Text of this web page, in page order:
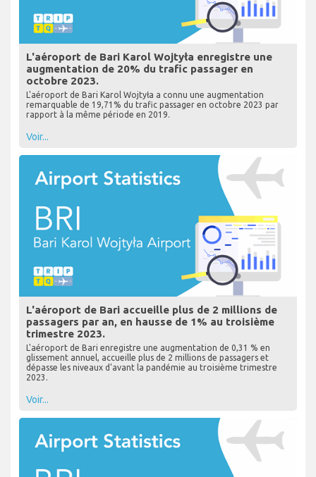
L'aéroport de Bari Karol Wojtyła enregistre une
augmentation de 20% du trafic passager en
octobre 2023.
L'aéroport de Bari Karol Wojtyła a connu une augmentation
remarquable de 19,71% du trafic passager en octobre 2023 par
rapport à la même période en 2019.
Voir...
L'aéroport de Bari accueille plus de 2 millions de
passagers par an, en hausse de 1% au troisième
trimestre 2023.
L'aéroport de Bari enregistre une augmentation de 0,31 % en
glissement annuel, accueille plus de 2 millions de passagers et
dépasse les niveaux d'avant la pandémie au troisième trimestre
2023.
Voir...